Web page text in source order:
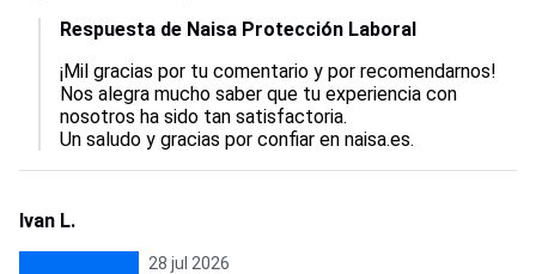
Respuesta de Naisa Protección Laboral
¡Mil gracias por tu comentario y por recomendarnos!
Nos alegra mucho saber que tu experiencia con
nosotros ha sido tan satisfactoria.
Un saludo y gracias por confiar en naisa.es.
Ivan L.
28 jul 2026